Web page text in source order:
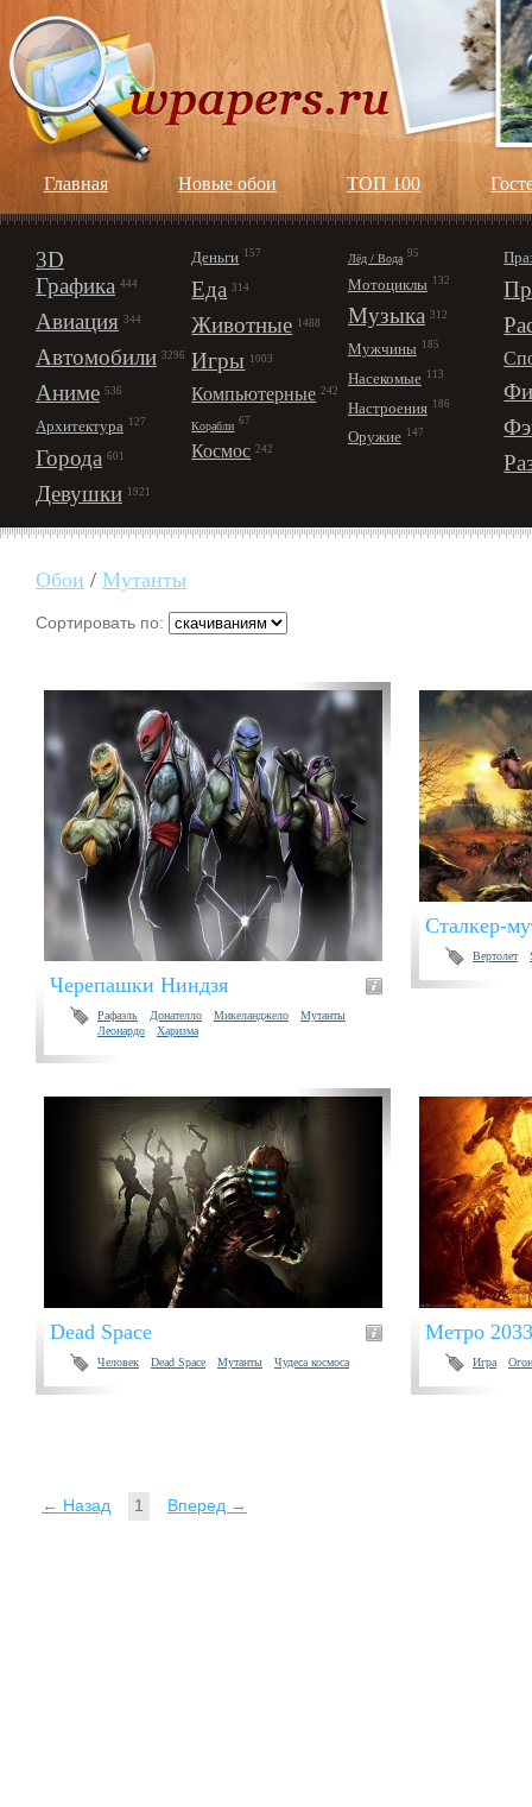
Главная Новые обои ТОП 100
3D
Графика 444
Авиация 344
Автомобили 3296
Аниме 536
Архитектура 127
Города 601
Девушки 1921
Деньги 157
Еда 314
Животные 1488
Игры 1003
Компьютерные 242
Корабли 67
Космос 242
Лёд / Вода 95
Мотоциклы 132
Музыка 312
Мужчины 185
Насекомые 113
Настроения 186
Оружие 147
Обои / Мутанты
Сортировать по:
Черепашки Ниндзя
Рафаэль Донателло Микеланджело
Мутанты
Леонардо
Харизма
Сталкер-
Вертолет
Dead Space
Человек Dead Space Мутанты Чудеса космоса
Метро 2033
Игра
← Назад 1 Вперед →